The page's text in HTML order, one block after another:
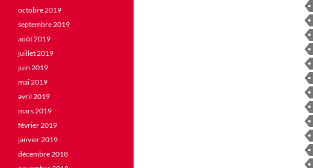
octobre 2019
septembre 2019
août 2019
juillet 2019
juin 2019
mai 2019
avril 2019
mars 2019
février 2019
janvier 2019
décembre 2018